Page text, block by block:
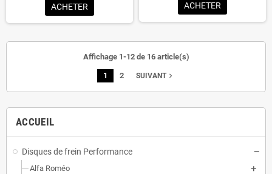
ACCUEIL
Disques de frein Performance
Alfa Roméo
ACHETER ACHETER
Affichage 1-12 de 16 article(s)
1 2 SUIVANTnavigate_next